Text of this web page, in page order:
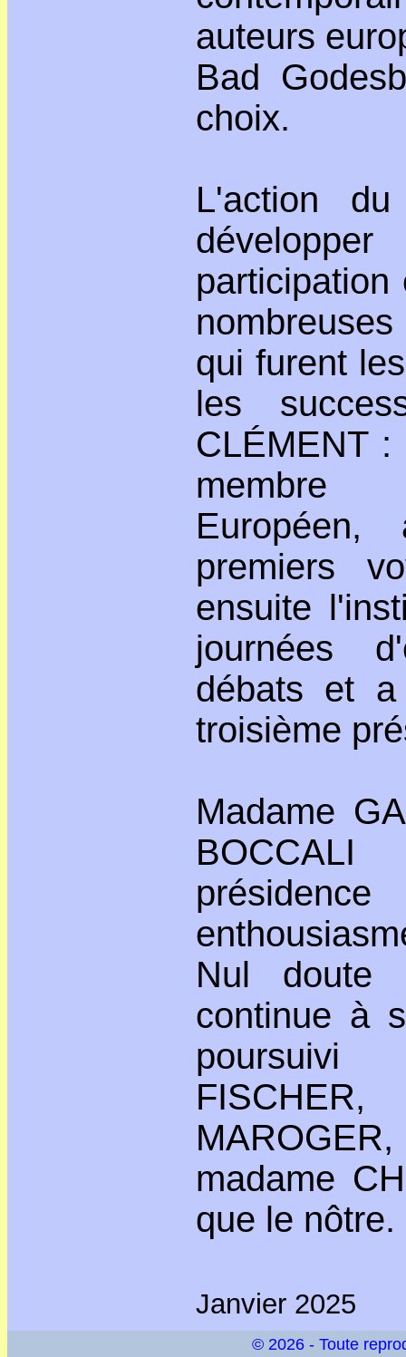
auteurs
Bad
choix.
L'action
qui furent
les
CLÉMENT :
membre
premiers
ensuite
journées
débats et
troisième
Madame
Nul doute
continue à
madame
que le nôtre.
Janvier 2025
© 2026 - Toute